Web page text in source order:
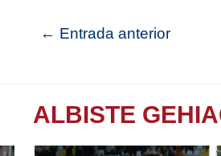
← Entrada anterior
ALBISTE